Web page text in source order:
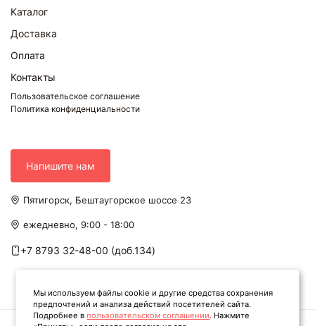
Каталог
Доставка
Оплата
Контакты
Пользовательское соглашение
Политика конфиденциальности
Напишите нам
Пятигорск, Бештаугорское шоссе 23
ежедневно, 9:00 - 18:00
+7 8793 32-48-00 (доб.134)
Мы используем файлы cookie и другие средства сохранения
предпочтений и анализа действий посетителей сайта.
Подробнее впользовательском соглашении. Нажмите